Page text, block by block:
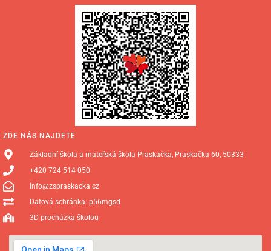
ZDE NÁS NAJDETE
Základní škola a mateřská škola Praskačka, Praskačka 60, 50333
+420 724 514 050
info@zspraskacka.cz
Datová schránka: p56mgsd
3D procházka školou